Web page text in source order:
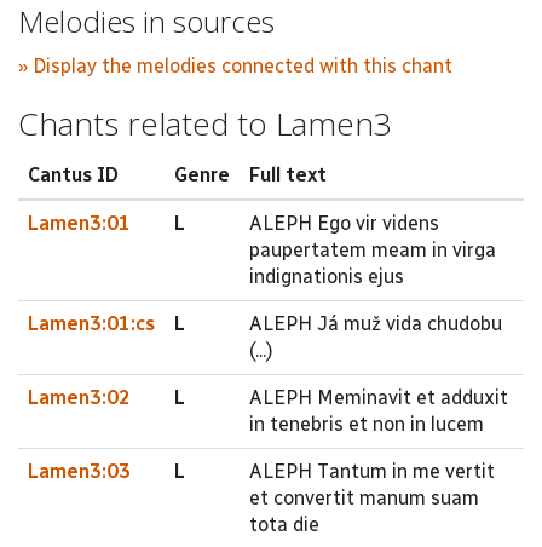
Melodies in sources
» Display the melodies connected with this chant
Chants related to Lamen3
Cantus ID Genre Full text
Lamen3:01 L
ALEPH Ego vir videns
paupertatem meam in virga
indignationis ejus
Lamen3:01:cs L
ALEPH Já muž vida chudobu
(...)
Lamen3:02 L
ALEPH Meminavit et adduxit
in tenebris et non in lucem
Lamen3:03 L
ALEPH Tantum in me vertit
et convertit manum suam
tota die